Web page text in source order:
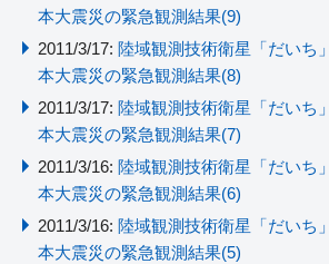
本大震災の緊急観測結果(9)
2011/3/17: 陸域観測技術衛星「だいち
本大震災の緊急観測結果(8)
2011/3/17: 陸域観測技術衛星「だいち
本大震災の緊急観測結果(7)
2011/3/16: 陸域観測技術衛星「だいち
本大震災の緊急観測結果(6)
2011/3/16: 陸域観測技術衛星「だいち
本大震災の緊急観測結果(5)